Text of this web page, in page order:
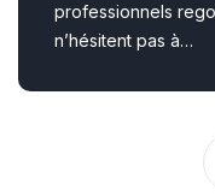
professionnels
n’hésitent pas à…